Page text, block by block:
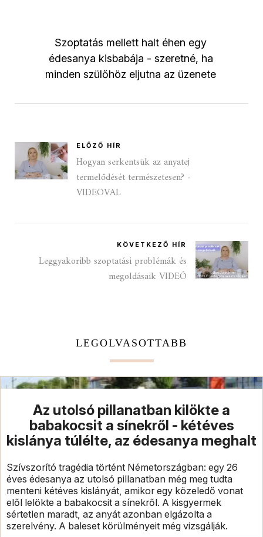
Szoptatás mellett halt éhen egy
édesanya kisbabája - szeretné, ha
minden szülőhöz eljutna az üzenete
ELŐZŐ HÍR
Hogyan serkentsük az anyatej
termelődését természetesen? -
VIDEOVAL
KÖVETKEZŐ HÍR
Leggyakoribb szoptatási problémák és
megoldásaik VIDEÓ
LEGOLVASOTTABB
Az utolsó pillanatban kilökte a
babakocsit a sínekről - kétéves
kislánya túlélte, az édesanya meghalt
Szívszorító tragédia történt Németországban: egy 26
éves édesanya az utolsó pillanatban még meg tudta
menteni kétéves kislányát, amikor egy közeledő vonat
elől lelökte a babakocsit a sínekről. A kisgyermek
sértetlen maradt, az anyát azonban elgázolta a
szerelvény. A baleset körülményeit még vizsgálják.